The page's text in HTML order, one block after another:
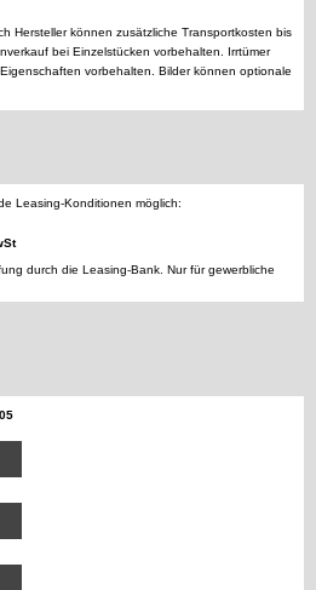
Hersteller können zusätzliche Transportkosten bis
bei Einzelstücken vorbehalten. Irrtümer
vorbehalten. Bilder können optionale
Leasing-Konditionen möglich:
durch die Leasing-Bank. Nur für gewerbliche